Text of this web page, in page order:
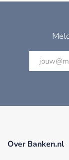
Over Banken.nl